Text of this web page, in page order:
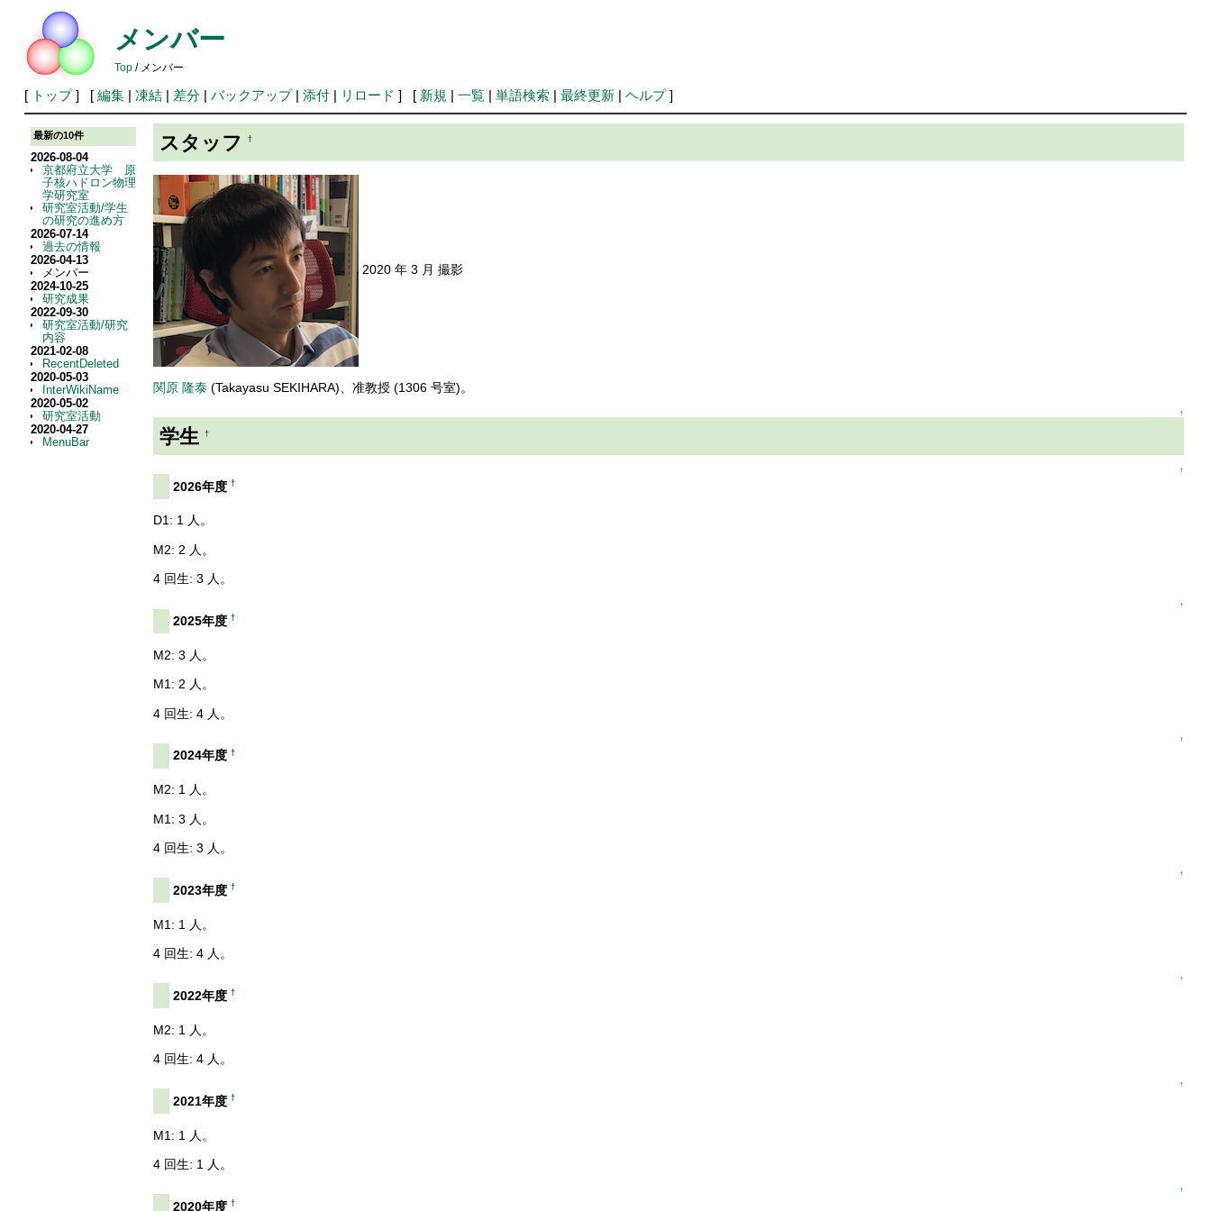
メンバー
Top/ メンバー
[ トップ] [ 編集| 凍結| 差分| バックアップ| 添付| リロード ] [ 新規 | 一覧| 単語検索| 最終更新| ヘルプ]
最新の10件
2026-08-04
京都府立大学 原
子核ハドロン物理
学研究室
研究室活動/学生
の研究の進め方
2026-07-14
過去の情報
2026-04-13
メンバー
2024-10-25
研究成果
2022-09-30
研究室活動/研究
内容
2021-02-08
RecentDeleted
2020-05-03
InterWikiName
2020-05-02
研究室活動
2020-04-27
MenuBar
スタッフ †
2020 年 3 月 撮影
関原 隆泰 (Takayasu SEKIHARA)、准教授 (1306 号室)。
↑
学生 †
↑
2026年度†
D1: 1 人。
M2: 2 人。
4 回生: 3 人。
↑
2025年度†
M2: 3 人。
M1: 2 人。
4 回生: 4 人。
↑
2024年度†
M2: 1 人。
M1: 3 人。
4 回生: 3 人。
↑
2023年度†
M1: 1 人。
4 回生: 4 人。
↑
2022年度†
M2: 1 人。
4 回生: 4 人。
↑
2021年度†
M1: 1 人。
4 回生: 1 人。
↑
2020年度†